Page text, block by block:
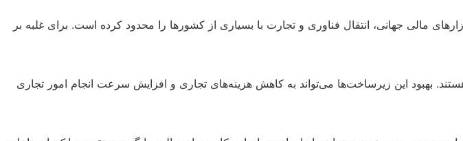
مالی جهانی، انتقال فناوری و تجارت با بسیاری از کشورها را محدود کرده است. برای غلبه بر
بهبود این زیرساخت‌ها می‌تواند به کاهش هزینه‌های تجاری و افزایش سرعت انجام امور تجاری